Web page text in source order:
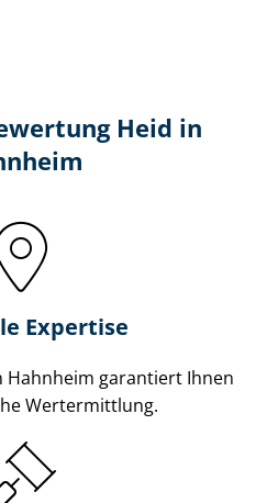
Heid in
Expertise
Hahnheim garantiert Ihnen
Wertermittlung.